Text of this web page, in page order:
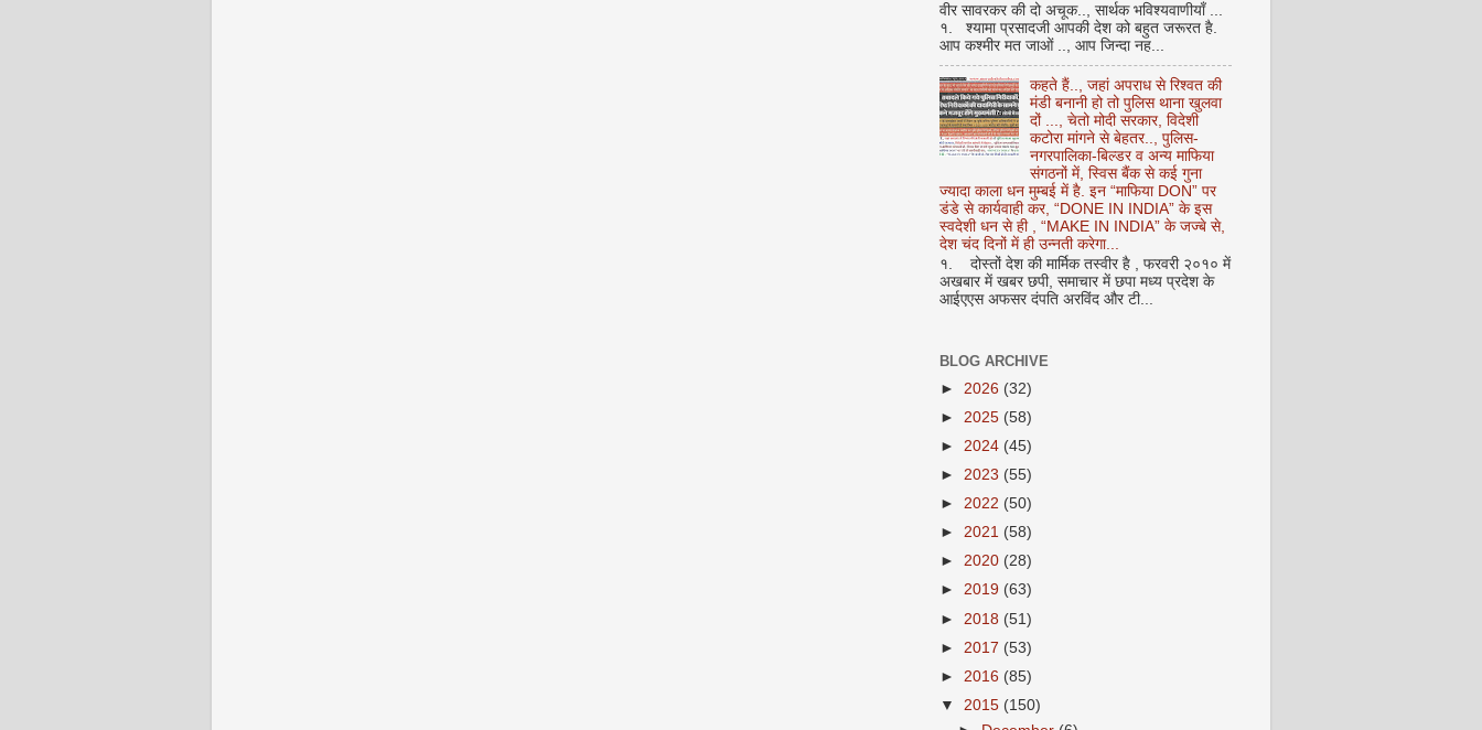
वीर सावरकर की दो अचूक.., सार्थक भविश्यवाणीयाँ ...
१. श्यामा प्रसादजी आपकी देश को बहुत जरूरत है.
आप कश्मीर मत जाओं .., आप जिन्दा नह...
कहते हैं.., जहां अपराध से रिश्वत की
मंडी बनानी हो तो पुलिस थाना खुलवा
दों ..., चेतो मोदी सरकार, विदेशी
कटोरा मांगने से बेहतर.., पुलिस-
नगरपालिका-बिल्डर व अन्य माफिया
संगठनों में, स्विस बैंक से कई गुना
ज्यादा काला धन मुम्बई में है. इन “माफिया DON” पर
डंडे से कार्यवाही कर, “DONE IN INDIA” के इस
स्वदेशी धन से ही , “MAKE IN INDIA” के जज्बे से,
देश चंद दिनों में ही उन्नती करेगा...
१. दोस्तों देश की मार्मिक तस्वीर है , फरवरी २०१० में
अखबार में खबर छपी, समाचार में छपा मध्य प्रदेश के
आईएएस अफसर दंपति अरविंद और टी...
BLOG ARCHIVE
► 2026 (32)
► 2025 (58)
► 2024 (45)
► 2023 (55)
► 2022 (50)
► 2021 (58)
► 2020 (28)
► 2019 (63)
► 2018 (51)
► 2017 (53)
► 2016 (85)
▼ 2015 (150)